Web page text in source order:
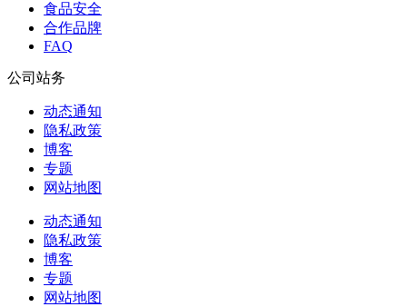
食品安全
合作品牌
FAQ
公司站务
动态通知
隐私政策
博客
专题
网站地图
动态通知
隐私政策
博客
专题
网站地图